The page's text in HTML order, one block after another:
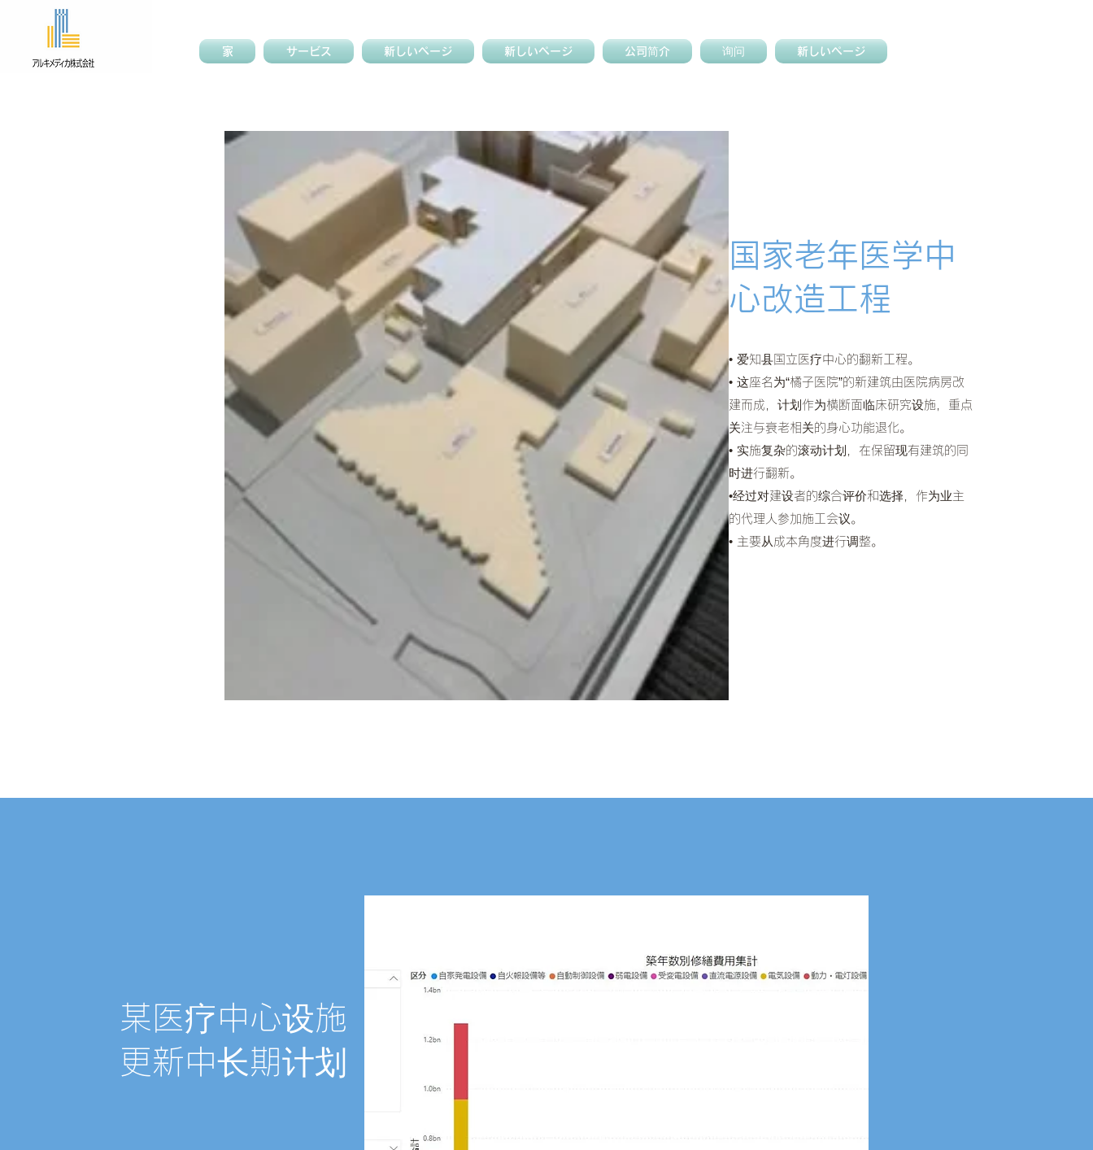
家 サービス 新しいページ 新しいページ 公司简介 询问 新しいページ
国家老年医学中
心改造工程
• 爱知县国立医疗中心的翻新工程。
• 这座名为“橘子医院”的新建筑由医院病房改
建而成，计划作为横断面临床研究设施，重点
关注与衰老相关的身心功能退化。
• 实施复杂的滚动计划，在保留现有建筑的同
时进行翻新。
•经过对建设者的综合评价和选择，作为业主
的代理人参加施工会议。
• 主要从成本角度进行调整。
​某医疗中心设施
更新中长期计划